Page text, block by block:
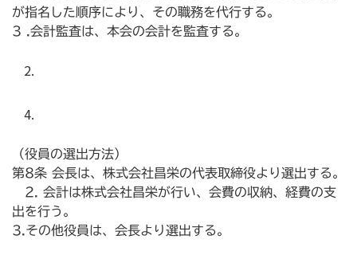
が指名した順序により、その職務を代行する。
3 .会計監査は、本会の会計を監査する。
（役員の選出方法）
第8条 会長は、株式会社昌栄の代表取締役より選出する。
2. 会計は株式会社昌栄が行い、会費の収納、経費の支
出を行う。
3.その他役員は、会長より選出する。